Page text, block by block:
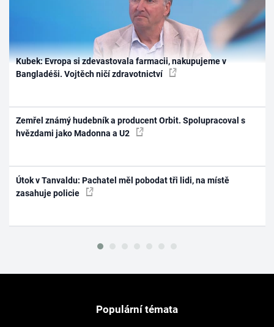
Kubek: Evropa si zdevastovala farmacii, nakupujeme v
Bangladéši. Vojtěch ničí zdravotnictví
Zemřel známý hudebník a producent Orbit. Spolupracoval s
hvězdami jako Madonna a U2
Útok v Tanvaldu: Pachatel měl pobodat tři lidi, na místě
zasahuje policie
Populární témata